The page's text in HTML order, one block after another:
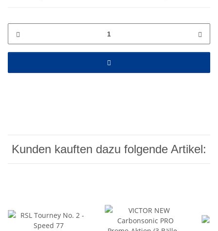
Kunden kauften dazu folgende Artikel: